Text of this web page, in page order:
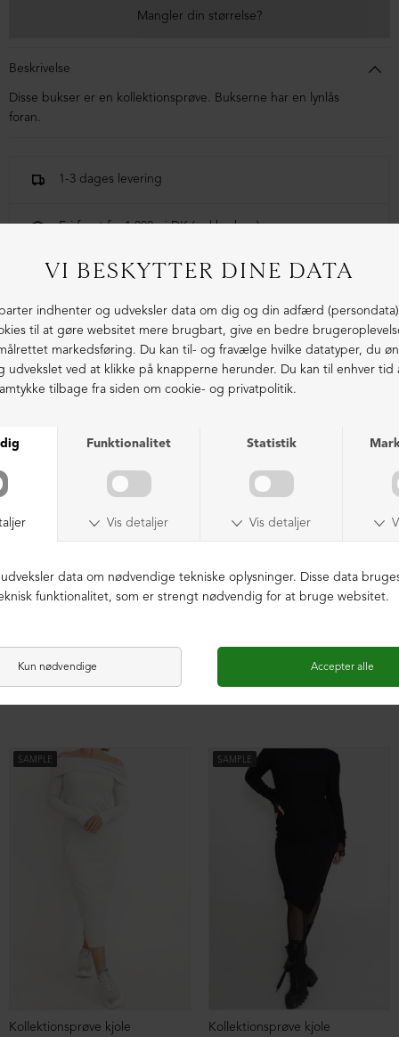
Mangler din størrelse?
Beskrivelse
Disse bukser er en kollektionsprøve. Bukserne har en lynlås
foran.
1-3 dages levering
Fri fragt fra 1.000,- i DK (pakkeshop)
Ekstraordinær kvalitet - produceret i Europa
LIGNENDE PRODUKTER
SAMPLE
Kollektionsprøve bukser
DKK 499,00
SAMPLE
Kollektionsprøve bukser
DKK 499,00
SAMPLE
Kollektionsprøve kjole
SAMPLE
Kollektionsprøve kjole